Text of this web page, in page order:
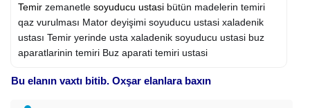
Temir zemanetle soyuducu ustasi bütün madelerin temiri
qaz vurulması Mator deyişimi soyuducu ustasi xaladenik
ustası Temir yerinde usta xaladenik soyuducu ustasi buz
aparatlarinin temiri Buz aparati temiri ustasi
Bu elanın vaxtı bitib. Oxşar elanlara baxın